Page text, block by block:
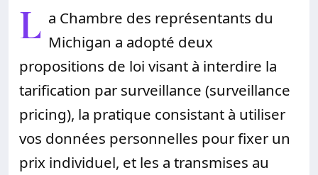
L a Chambre des représentants du
Michigan a adopté deux
propositions de loi visant à interdire la
tarification par surveillance (surveillance
pricing), la pratique consistant à utiliser
vos données personnelles pour fixer un
prix individuel, et les a transmises au